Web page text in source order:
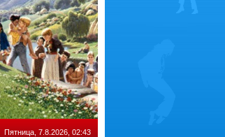
Пятница, 7.8.2026, 02:43